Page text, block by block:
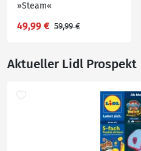
»Steam«
49,99 € 59,99 €
Aktueller Lidl Prospekt